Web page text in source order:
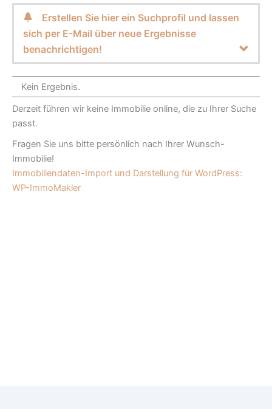
Erstellen Sie hier ein Suchprofil und lassen
sich per E-Mail über neue Ergebnisse
benachrichtigen!
Kein Ergebnis.
Derzeit führen wir keine Immobilie online, die zu Ihrer Suche
passt.
Fragen Sie uns bitte persönlich nach Ihrer Wunsch-
Immobilie!
Immobiliendaten-Import und Darstellung für WordPress:
WP-ImmoMakler